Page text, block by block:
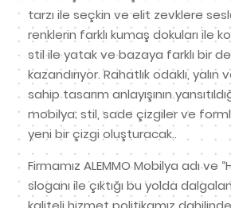
tarzı ile seçkin ve elit zevklere
renklerin farklı kumaş dokuları ile
stil ile yatak ve bazaya farklı bir
kazandırıyor. Rahatlık odaklı,
sahip tasarım anlayışının
mobilya; stil, sade çizgiler ve
yeni bir çizgi oluşturacak..
Firmamız ALEMMO Mobilya adı ve
sloganı ile çıktığı bu yolda